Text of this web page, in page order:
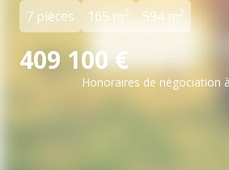
7 pièces 165 m2 594 m2
409 100 €
Honoraires de négociation